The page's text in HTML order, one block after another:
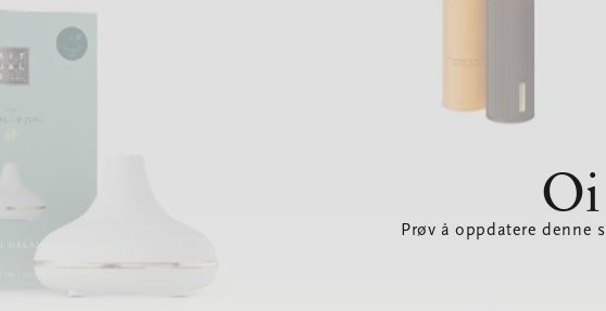
Prøv å oppdatere denne